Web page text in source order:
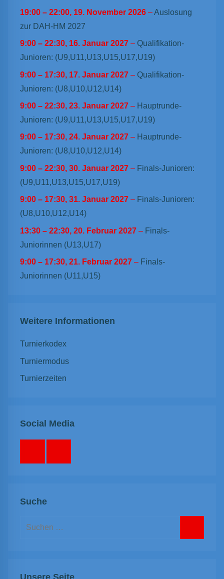
19:00 – 22:00, 19. November 2026 –Auslosung
zur DAH-HM 2027
9:00 – 22:30, 16. Januar 2027 – Qualifikation-
Junioren: (U9,U11,U13,U15,U17,U19)
9:00 – 17:30, 17. Januar 2027 – Qualifikation-
Junioren: (U8,U10,U12,U14)
9:00 – 22:30, 23. Januar 2027 – Hauptrunde-
Junioren: (U9,U11,U13,U15,U17,U19)
9:00 – 17:30, 24. Januar 2027 – Hauptrunde-
Junioren: (U8,U10,U12,U14)
9:00 – 22:30, 30. Januar 2027 – Finals-Junioren:
(U9,U11,U13,U15,U17,U19)
9:00 – 17:30, 31. Januar 2027 – Finals-Junioren:
(U8,U10,U12,U14)
13:30 – 22:30, 20. Februar 2027 – Finals-
Juniorinnen (U13,U17)
9:00 – 17:30, 21. Februar 2027 – Finals-
Juniorinnen (U11,U15)
Weitere Informationen
Turnierkodex
Turniermodus
Turnierzeiten
Social Media
Suche
Suchen
Unsere Seite